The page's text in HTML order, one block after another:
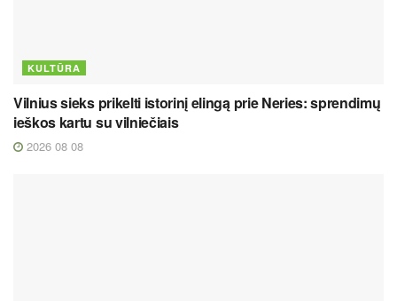
KULTŪRA
Vilnius sieks prikelti istorinį elingą prie Neries: sprendimų
ieškos kartu su vilniečiais
2026 08 08